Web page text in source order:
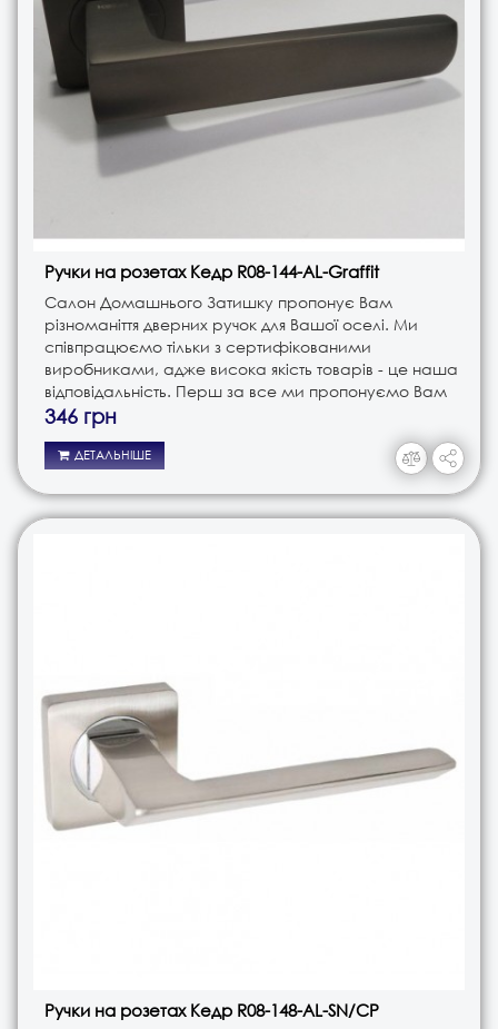
Ручки на розетах Кедр R08-144-AL-Graffit
Салон Домашнього Затишку пропонує Вам
різноманіття дверних ручок для Вашої оселі. Ми
співпрацюємо тільки з сертифікованими
виробниками, адже висока якість товарів - це наша
відповідальність. Перш за все ми пропонуємо Вам
ручки різного типу. Це і ручки на планці, і ручки на
розеті, і ручки кноби. В з..
346 грн
ДЕТАЛЬНІШЕ
Ручки на розетах Кедр R08-148-AL-SN/CP